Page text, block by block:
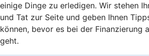
einige Dinge zu erledigen. Wir stehen
und Tat zur Seite und geben Ihnen
können, bevor es bei der Finanzierung
geht.